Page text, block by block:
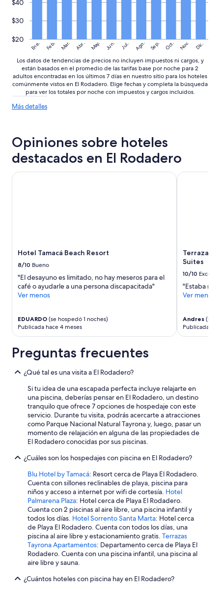
”
Ene. Feb. Mar. Abr. May. Jun. Jul. Ago. Sep. Oct. Nov. Dic.
$20
$30
$40
Los datos de tendencias de precios no incluyen impuestos ni cargos, y
están basados en el promedio de las tarifas base por noche para 2
adultos encontradas en los últimos 7 días en nuestro sitio para los hoteles
comúnmente vistos en El Rodadero. Elige fechas y completa la búsqueda
para ver los totales por noche con impuestos y cargos incluidos.
Más detallesMás
tendencias
de
precios
Opiniones sobre hoteles
destacados en El Rodadero
Hotel Tamacá Beach Resort
8/10 Bueno
"El desayuno es limitado, no hay meseros para el
café o ayudarle a una persona discapacitada"
Ver menos
EDUARDO (se hospedó 1 noches)
Publicada hace 4 meses
Hotel Tamacá Beach Resort
Terrazas
Suites
10/10
"Estaba
Ver menos
Andres (se
Publicada
Terrazas
Preguntas frecuentes
¿Qué tal es una visita a El Rodadero?
Si tu idea de una escapada perfecta incluye relajarte en
una piscina, deberías pensar en El Rodadero, un destino
tranquilo que ofrece 7 opciones de hospedaje con este
servicio. Durante tu visita, podrás acercarte a atracciones
como Parque Nacional Natural Tayrona y, luego, pasar un
momento de relajación en alguna de las propiedades de
El Rodadero conocidas por sus piscinas.
¿Cuáles son los hospedajes con piscina en El Rodadero?
Blu Hotel by Tamacá: Resort cerca de Playa El Rodadero.
Cuenta con sillones reclinables de playa, piscina para
niños y acceso a internet por wifi de cortesía. Hotel
Palmarena Plaza: Hotel cerca de Playa El Rodadero.
Cuenta con 2 piscinas al aire libre, una piscina infantil y
todos los días. Hotel Sorrento Santa Marta: Hotel cerca
de Playa El Rodadero. Cuenta con todos los días, una
piscina al aire libre y estacionamiento gratis. Terrazas
Tayrona Apartamentos: Departamento cerca de Playa El
Rodadero. Cuenta con una piscina infantil, una piscina al
aire libre y sauna.
¿Cuántos hoteles con piscina hay en El Rodadero?